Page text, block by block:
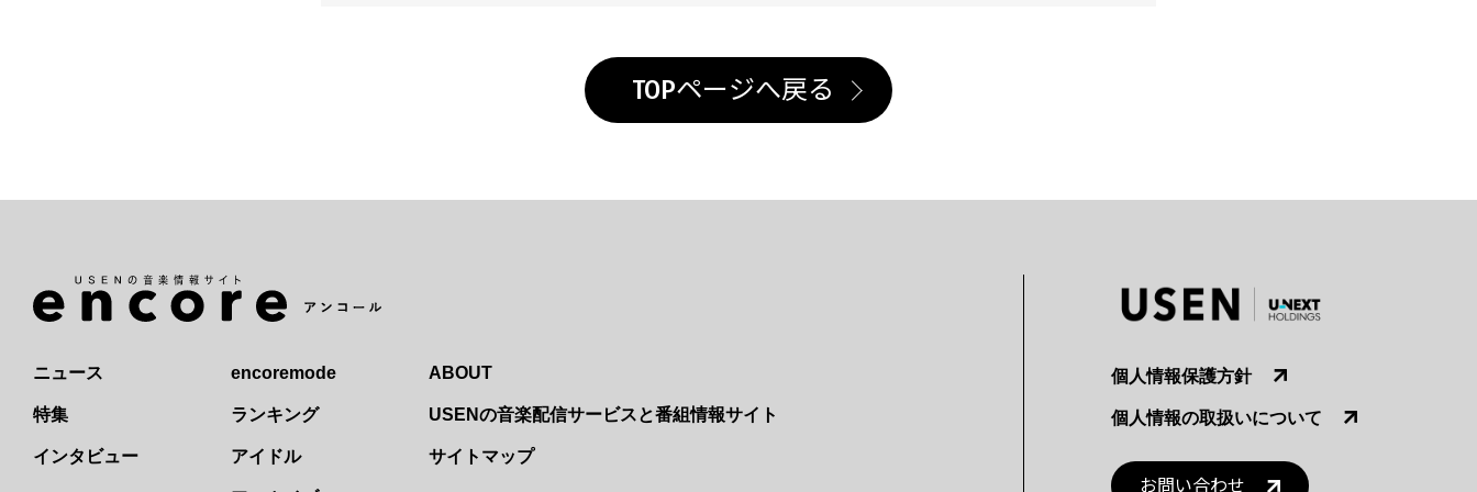
TOPページへ戻る
ニュース
特集
インタビュー
encoremode
ランキング
アイドル
ABOUT
USENの音楽配信サービスと番組情報サイト
サイトマップ
個人情報保護方針
個人情報の取扱いについて
お問い合わせ